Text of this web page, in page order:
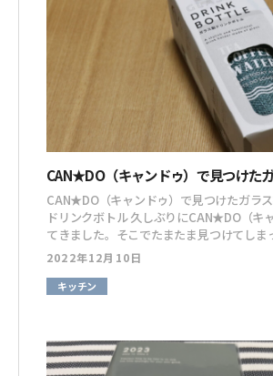
CAN★DO（キャンドゥ）で見つけた
CAN★DO（キャンドゥ）で見つけたガラ
ドリンクボトル 久しぶりにCAN★DO（キャンドゥ）へ行っ
てきました。そこでたまたま見つけてしま
ガラス製のドリンクボトル。ガラス製なの
入れることもでき、保温・保冷力を保つた
トで付いている機能的なドリンクボトルです。 【商
2022年12月10日
キッチン